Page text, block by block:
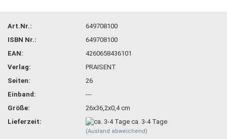
Art.Nr.:
649708100
ISBN Nr.:
649708100
EAN:
4260658436101
Verlag:
PRAISENT
Seiten:
26
Einband:
---
Größe:
26x36,2x0,4 cm
Lieferzeit:
ca. 3-4 Tage
(Ausland abweichend)